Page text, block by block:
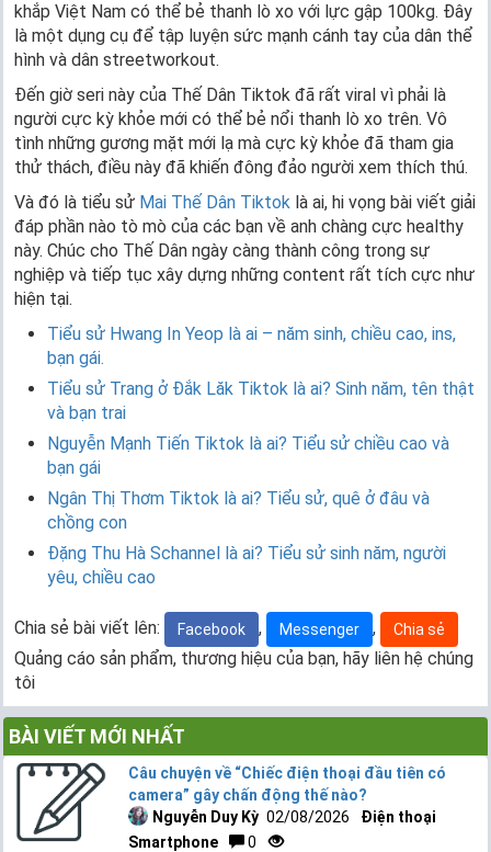
khắp Việt Nam có thể bẻ thanh lò xo với lực gập 100kg. Đây
là một dụng cụ để tập luyện sức mạnh cánh tay của dân thể
hình và dân streetworkout.
Đến giờ seri này của Thế Dân Tiktok đã rất viral vì phải là
người cực kỳ khỏe mới có thể bẻ nổi thanh lò xo trên. Vô
tình những gương mặt mới lạ mà cực kỳ khỏe đã tham gia
thử thách, điều này đã khiến đông đảo người xem thích thú.
Và đó là tiểu sử Mai Thế Dân Tiktok là ai, hi vọng bài viết giải
đáp phần nào tò mò của các bạn về anh chàng cực healthy
này. Chúc cho Thế Dân ngày càng thành công trong sự
nghiệp và tiếp tục xây dựng những content rất tích cực như
hiện tại.
Tiểu sử Hwang In Yeop là ai – năm sinh, chiều cao, ins,
bạn gái.
Tiểu sử Trang ở Đắk Lăk Tiktok là ai? Sinh năm, tên thật
và bạn trai
Nguyễn Mạnh Tiến Tiktok là ai? Tiểu sử chiều cao và
bạn gái
Ngân Thị Thơm Tiktok là ai? Tiểu sử, quê ở đâu và
chồng con
Đặng Thu Hà Schannel là ai? Tiểu sử sinh năm, người
yêu, chiều cao
Chia sẻ bài viết lên: Facebook , Messenger , Chia sẻ
Quảng cáo sản phẩm, thương hiệu của bạn, hãy liên hệ chúng
tôi
BÀI VIẾT MỚI NHẤT
Câu chuyện về “Chiếc điện thoại đầu tiên có
camera” gây chấn động thế nào?
Nguyễn Duy Kỳ 02/08/2026
Điện thoại
Smartphone
0